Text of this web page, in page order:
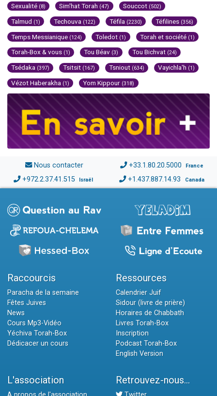
Sexualité (8) Sim'hat Torah (47) Souccot (502)
Talmud (1) Techouva (122) Téfila (2230) Téfilines (356)
Temps Messianique (124) Toledot (1) Torah et société (1)
Torah-Box & vous (1) Tou Béav (3) Tou Bichvat (24)
Tsédaka (397) Tsitsit (167) Tsniout (634) Vayichla'h (1)
Vézot Haberakha (1) Yom Kippour (318)
Nous contacter +33.1.80.20.5000 France
+972.2.37.41.515 Israël +1.437.887.14.93 Canada
Raccourcis
Paracha de la semaine
Fêtes Juives
News
Cours Mp3-Vidéo
Yéchiva Torah-Box
Dédicacer un cours
Ressources
Calendrier Juif
Sidour (livre de prière)
Horaires de Chabbath
Livres Torah-Box
Inscription
Podcast Torah-Box
English Version
L'association Retrouvez-nous...